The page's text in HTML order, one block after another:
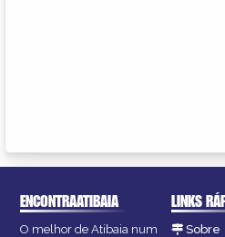
ENCONTRAATIBAIA
O melhor de Atibaia num
LINKS
Sobre